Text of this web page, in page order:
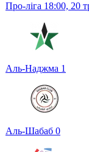
Про-ліга 18:00, 20
Аль-Наджма 1
Аль-Шабаб 0